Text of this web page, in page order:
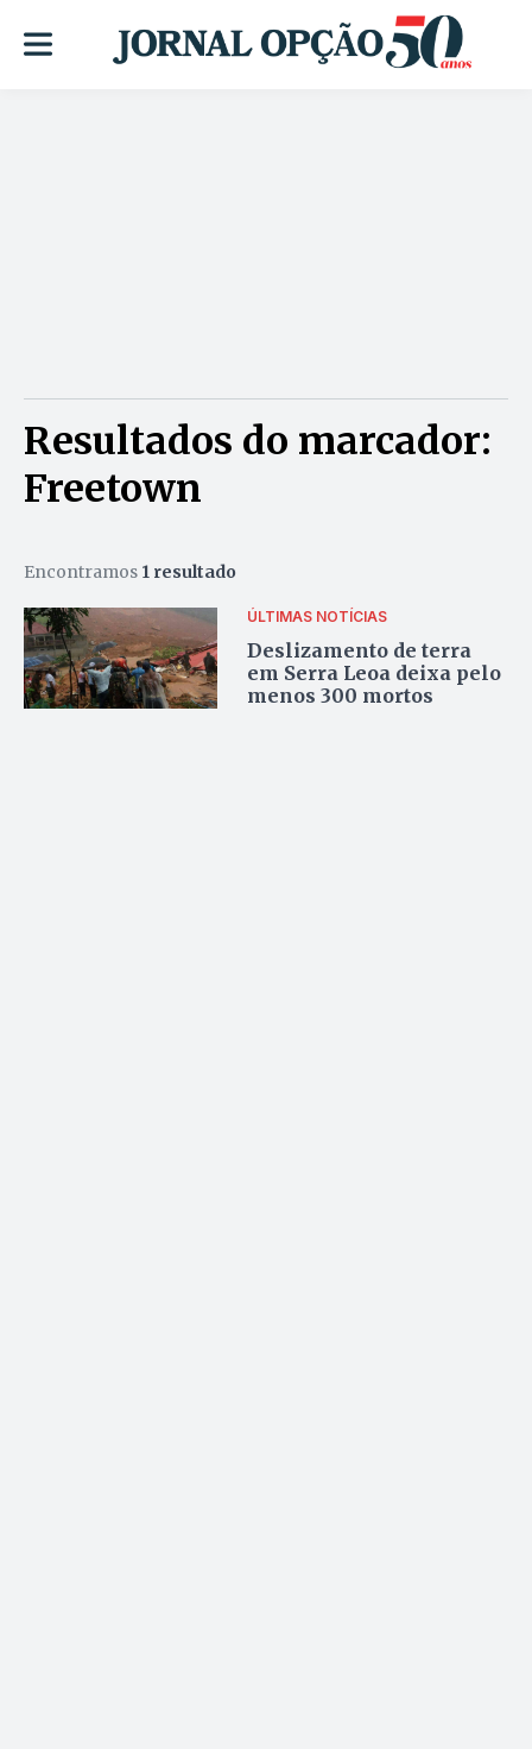
Resultados do marcador:
Freetown
Encontramos 1 resultado
ÚLTIMAS NOTÍCIAS
Deslizamento de terra
em Serra Leoa deixa pelo
menos 300 mortos